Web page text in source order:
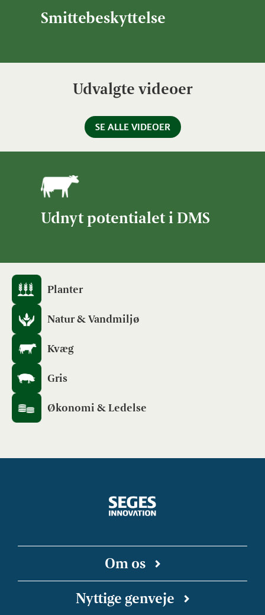
Smittebeskyttelse
Udvalgte videoer
SE ALLE VIDEOER
Udnyt potentialet i DMS
Planter
Natur & Vandmiljø
Kvæg
Gris
Økonomi & Ledelse
Om os
SEGES Innovation er en uafhængig forsknings-
og innovationsvirksomhed, der arbejder for en
Nyttige genveje